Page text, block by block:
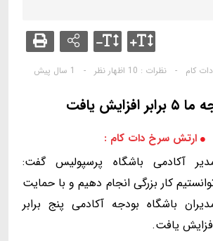
کام - نظرات : 10 اظهار نظر - 1 سال پیش
یافت
ارتش سرخ دات کام :
آکادمی باشگاه پرسپولیس گفت:
کار بزرگی انجام دهیم و با حمایت
باشگاه بودجه آکادمی پنج برابر
یافت.